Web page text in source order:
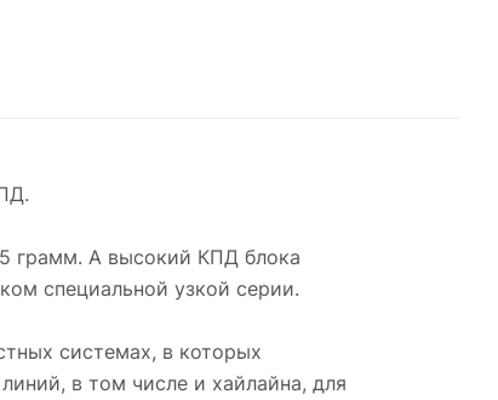
грамм. А высокий КПД блока
специальной узкой серии.
системах, в которых
в том числе и хайлайна, для